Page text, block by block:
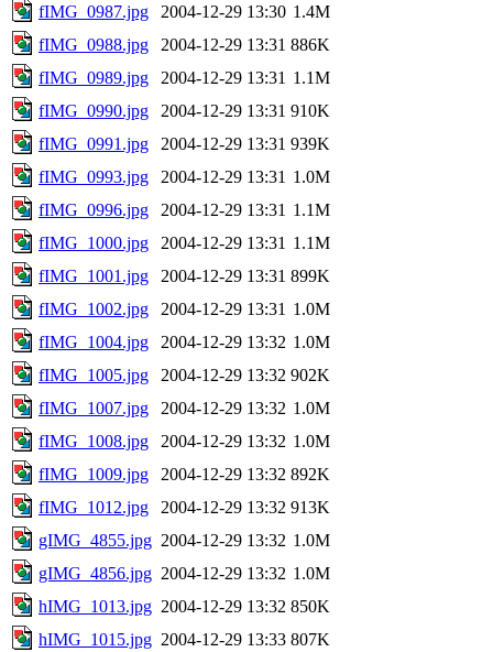
fIMG_0987.jpg
2004-12-29 13:30 1.4M
fIMG_0988.jpg
2004-12-29 13:31 886K
fIMG_0989.jpg
2004-12-29 13:31 1.1M
fIMG_0990.jpg
2004-12-29 13:31 910K
fIMG_0991.jpg
2004-12-29 13:31 939K
fIMG_0993.jpg
2004-12-29 13:31 1.0M
fIMG_0996.jpg
2004-12-29 13:31 1.1M
fIMG_1000.jpg
2004-12-29 13:31 1.1M
fIMG_1001.jpg
2004-12-29 13:31 899K
fIMG_1002.jpg
2004-12-29 13:31 1.0M
fIMG_1004.jpg
2004-12-29 13:32 1.0M
fIMG_1005.jpg
2004-12-29 13:32 902K
fIMG_1007.jpg
2004-12-29 13:32 1.0M
fIMG_1008.jpg
2004-12-29 13:32 1.0M
fIMG_1009.jpg
2004-12-29 13:32 892K
fIMG_1012.jpg
2004-12-29 13:32 913K
gIMG_4855.jpg 2004-12-29 13:32 1.0M
gIMG_4856.jpg 2004-12-29 13:32 1.0M
hIMG_1013.jpg 2004-12-29 13:32 850K
hIMG_1015.jpg 2004-12-29 13:33 807K